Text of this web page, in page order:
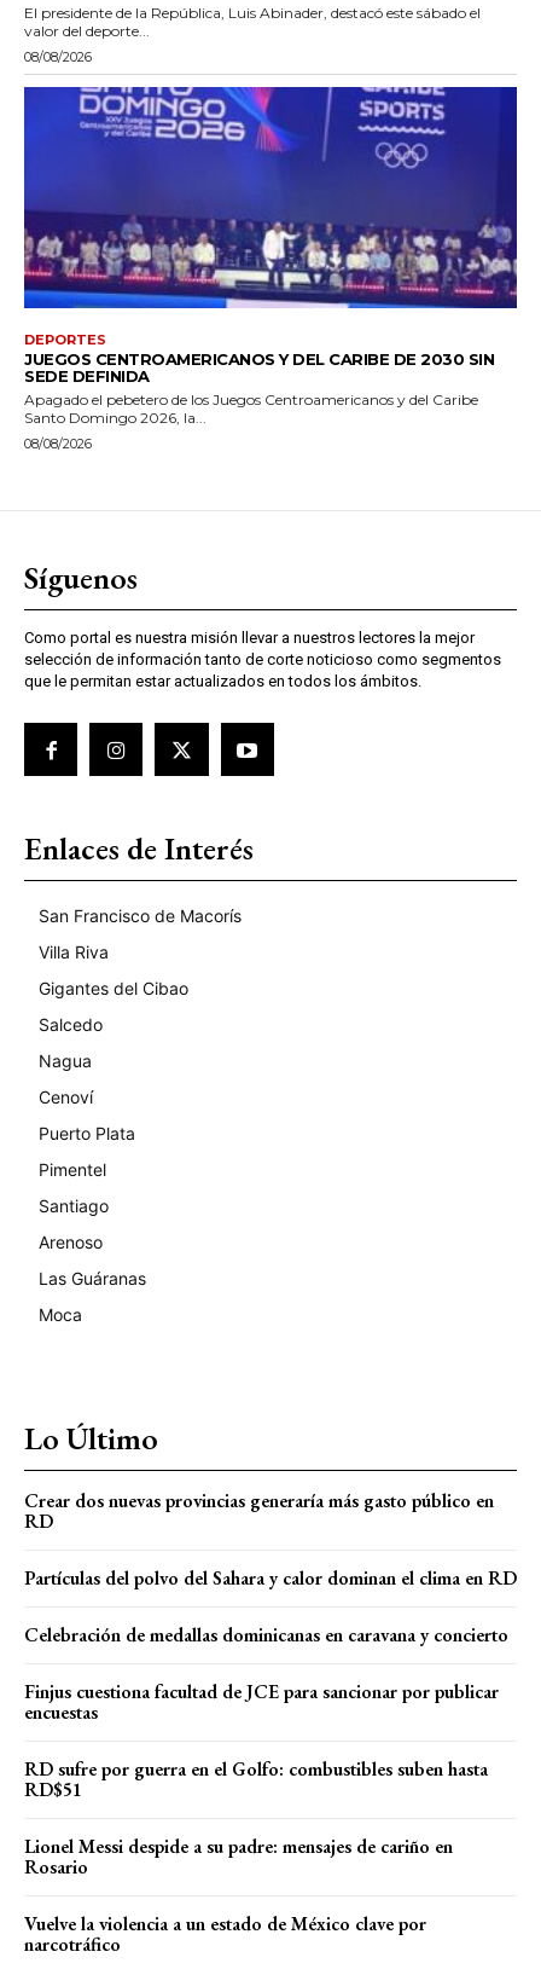
El presidente de la República, Luis Abinader, destacó este sábado el
valor del deporte...
08/08/2026
DEPORTES
JUEGOS CENTROAMERICANOS Y DEL CARIBE DE 2030 SIN
SEDE DEFINIDA
Apagado el pebetero de los Juegos Centroamericanos y del Caribe
Santo Domingo 2026, la...
08/08/2026
Síguenos
Como portal es nuestra misión llevar a nuestros lectores la mejor
selección de información tanto de corte noticioso como segmentos
que le permitan estar actualizados en todos los ámbitos.
Enlaces de Interés
San Francisco de Macorís
Villa Riva
Gigantes del Cibao
Salcedo
Nagua
Cenoví
Puerto Plata
Pimentel
Santiago
Arenoso
Las Guáranas
Moca
Lo Último
Crear dos nuevas provincias generaría más gasto público en
RD
Partículas del polvo del Sahara y calor dominan el clima en RD
Celebración de medallas dominicanas en caravana y concierto
Finjus cuestiona facultad de JCE para sancionar por publicar
encuestas
RD sufre por guerra en el Golfo: combustibles suben hasta
RD$51
Lionel Messi despide a su padre: mensajes de cariño en
Rosario
Vuelve la violencia a un estado de México clave por
narcotráfico